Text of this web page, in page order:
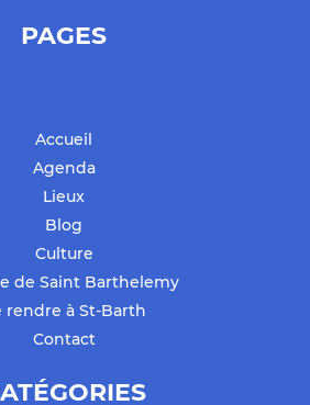
PAGES
Accueil
Agenda
Lieux
Blog
Culture
de Saint Barthelemy
rendre à St-Barth
Contact